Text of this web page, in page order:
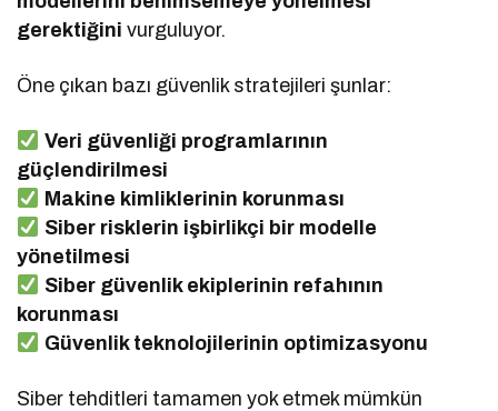
gerektiğini vurguluyor.
Öne çıkan bazı güvenlik stratejileri şunlar:
Veri güvenliği programlarının
güçlendirilmesi
Makine kimliklerinin korunması
Siber risklerin işbirlikçi bir modelle
yönetilmesi
Siber güvenlik ekiplerinin refahının
korunması
Güvenlik teknolojilerinin optimizasyonu
Siber tehditleri tamamen yok etmek mümkün